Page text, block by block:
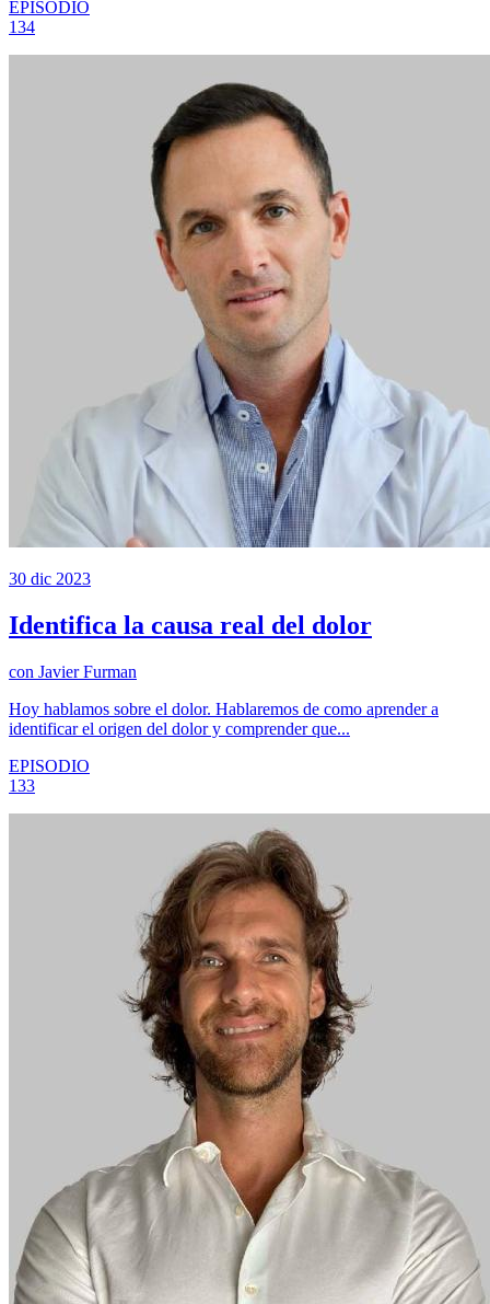
EPISODIO
134
30 dic 2023
Identifica la causa real del dolor
con Javier Furman
Hoy hablamos sobre el dolor. Hablaremos de como aprender a
identificar el origen del dolor y comprender que...
EPISODIO
133